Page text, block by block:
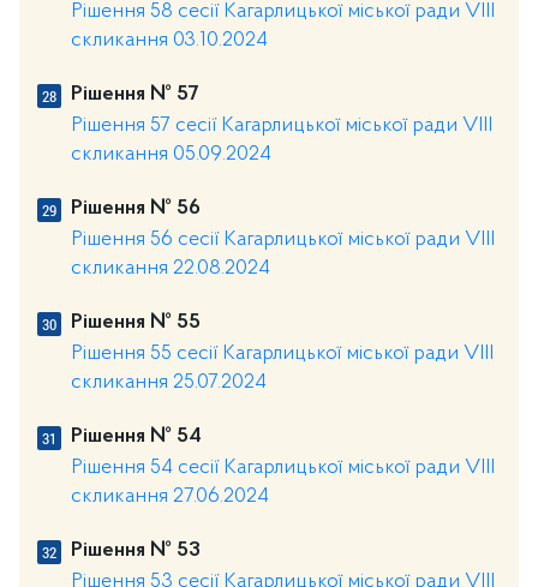
Рішення 58 сесії Кагарлицької міської ради VIII
скликання 03.10.2024
Рішення № 57
Рішення 57 сесії Кагарлицької міської ради VIII
скликання 05.09.2024
Рішення № 56
Рішення 56 сесії Кагарлицької міської ради VIII
скликання 22.08.2024
Рішення № 55
Рішення 55 сесії Кагарлицької міської ради VIII
скликання 25.07.2024
Рішення № 54
Рішення 54 сесії Кагарлицької міської ради VIII
скликання 27.06.2024
Рішення № 53
Рішення 53 сесії Кагарлицької міської ради VIII